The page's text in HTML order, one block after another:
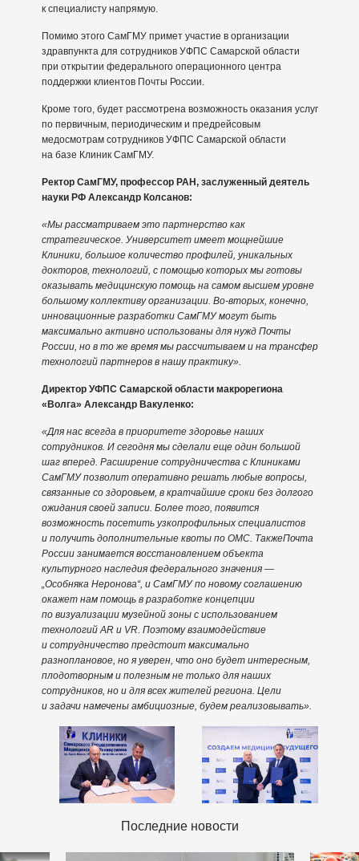
к специалисту напрямую.
Помимо этого СамГМУ примет участие в организации
здравпункта для сотрудников УФПС Самарской области
при открытии федерального операционного центра
поддержки клиентов Почты России.
Кроме того, будет рассмотрена возможность оказания услуг
по первичным, периодическим и предрейсовым
медосмотрам сотрудников УФПС Самарской области
на базе Клиник СамГМУ.
Ректор СамГМУ, профессор РАН, заслуженный деятель
науки РФ Александр Колсанов:
«Мы рассматриваем это партнерство как
стратегическое. Университет имеет мощнейшие
Клиники, большое количество профилей, уникальных
докторов, технологий, с помощью которых мы готовы
оказывать медицинскую помощь на самом высшем уровне
большому коллективу организации. Во-вторых, конечно,
инновационные разработки СамГМУ могут быть
максимально активно использованы для нужд Почты
России, но в то же время мы рассчитываем и на трансфер
технологий партнеров в нашу практику».
Директор УФПС Самарской области макрорегиона
«Волга» Александр Вакуленко:
«Для нас всегда в приоритете здоровье наших
сотрудников. И сегодня мы сделали еще один большой
шаг вперед. Расширение сотрудничества с Клиниками
СамГМУ позволит оперативно решать любые вопросы,
связанные со здоровьем, в кратчайшие сроки без долгого
ожидания своей записи. Более того, появится
возможность посетить узкопрофильных специалистов
и получить дополнительные квоты по ОМС. ТакжеПочта
России занимается восстановлением объекта
культурного наследия федерального значения —
„Особняка Неронова“, и СамГМУ по новому соглашению
окажет нам помощь в разработке концепции
по визуализации музейной зоны с использованием
технологий AR и VR. Поэтому взаимодействие
и сотрудничество предстоит максимально
разноплановое, но я уверен, что оно будет интересным,
плодотворным и полезным не только для наших
сотрудников, но и для всех жителей региона. Цели
и задачи намечены амбициозные, будем реализовывать».
Последние новости